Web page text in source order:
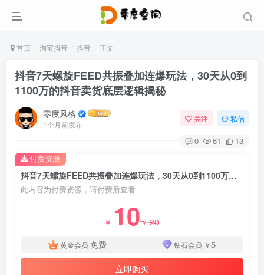
首页 淘宝抖音 抖音 正文
抖音7天螺旋FEED共振叠加连爆玩法，30天从0到
1100万的抖音卖货底层逻辑揭秘
零度风格
1个月前发布
关注 私信
0 61 13
抖音7天螺旋FEED共振叠加连爆玩法，30天从0到1100万的抖音卖货底层逻辑揭秘
此内容为付费资源，请付费后查看
￥ 10￥20
黄金会员 免费 钻石会员 ￥5
立即购买
付费资源